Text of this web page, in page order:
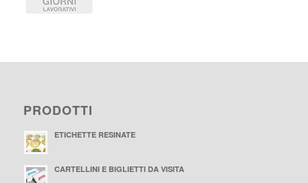
PRODOTTI
ETICHETTE RESINATE
CARTELLINI E BIGLIETTI DA VISITA